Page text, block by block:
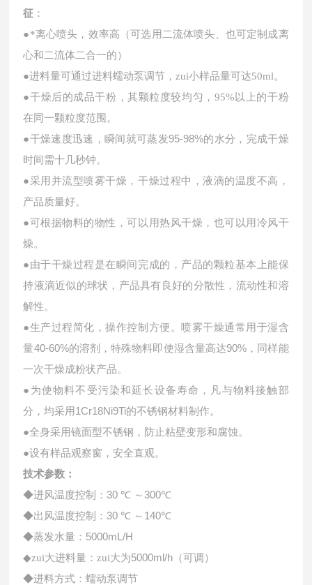
征 ：
●*离心喷头， 效率高（可选用二流体喷头、也可定制成离
心和二流体二合一的）
●进料量可通过进料蠕动泵调节，zui小样品量可达50ml。
●干燥后的成品干粉，其颗粒度较均匀， 95% 以上的干粉
在同一颗粒度范围。
●干燥速度迅速，瞬间就可蒸发95-98%的水分，完成干燥
时间需十几秒钟。
●采用并流型喷雾干燥，干燥过程中，液滴的温度不高，
产品质量好。
●可根据物料的物性，可以用热风干燥，也可以用冷风干
燥。
●由于干燥过程是在瞬间完成的，产品的颗粒基本上能保
持液滴近似的球状，产品具有良好的分散性，流动性和溶
解性。
●生产过程简化，操作控制方便。喷雾干燥通常用于湿含
量40-60%的溶剂，特殊物料即使湿含量高达90% ，同样能
一次干燥成粉状产品。
● 为使物料不受污染和延长设备寿命，凡与物料接触部
分，均采用 1Cr18Ni9Ti的不锈钢材料制作。
●全身采用镜面型不锈钢，防止粘壁变形和腐蚀。
●设有样品观察窗，安全直观。
技术参数：
◆进风温度控制：30 ℃ ～300℃
◆出风温度控制：30 ℃ ～ 140℃
◆蒸发水量： 5000mL/H
◆zui大进料量：zui大为5000ml/h （可调）
◆进料方式：蠕动泵调节